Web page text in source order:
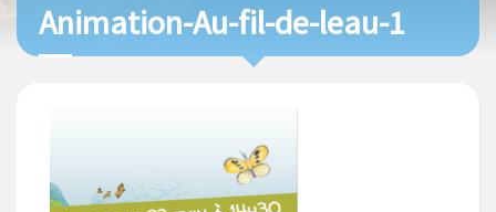
Animation-Au-fil-de-leau-1